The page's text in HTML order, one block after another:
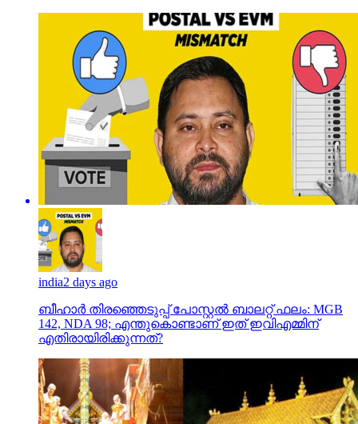
india2 days ago
ബീഹാർ തിരഞ്ഞെടുപ്പ് പോസ്റ്റൽ ബാലറ്റ് ഫലം: MGB
142, NDA 98; എന്തുകൊണ്ടാണ് ഇത് ഇവിഎമ്മിന്
എതിരായിരിക്കുന്നത്?